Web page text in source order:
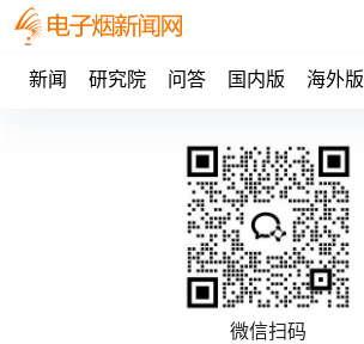
新闻 研究院 问答 国内版 海外版
微信扫码